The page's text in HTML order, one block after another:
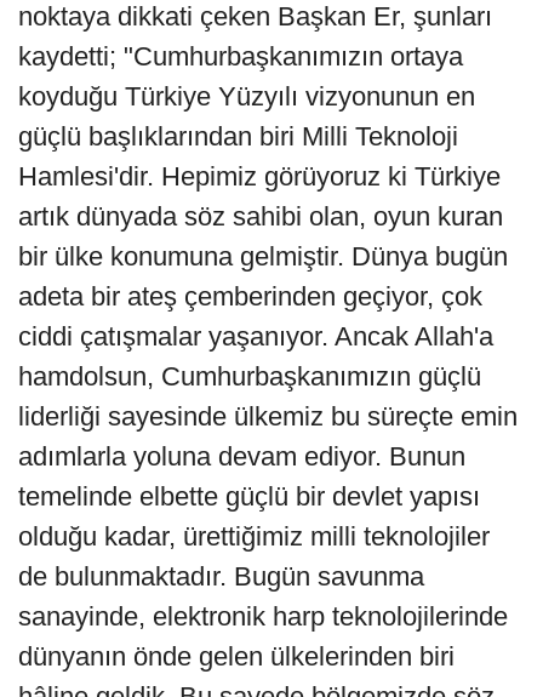
noktaya dikkati çeken Başkan Er, şunları
kaydetti; "Cumhurbaşkanımızın ortaya
koyduğu Türkiye Yüzyılı vizyonunun en
güçlü başlıklarından biri Milli Teknoloji
Hamlesi'dir. Hepimiz görüyoruz ki Türkiye
artık dünyada söz sahibi olan, oyun kuran
bir ülke konumuna gelmiştir. Dünya bugün
adeta bir ateş çemberinden geçiyor, çok
ciddi çatışmalar yaşanıyor. Ancak Allah'a
hamdolsun, Cumhurbaşkanımızın güçlü
liderliği sayesinde ülkemiz bu süreçte emin
adımlarla yoluna devam ediyor. Bunun
temelinde elbette güçlü bir devlet yapısı
olduğu kadar, ürettiğimiz milli teknolojiler
de bulunmaktadır. Bugün savunma
sanayinde, elektronik harp teknolojilerinde
dünyanın önde gelen ülkelerinden biri